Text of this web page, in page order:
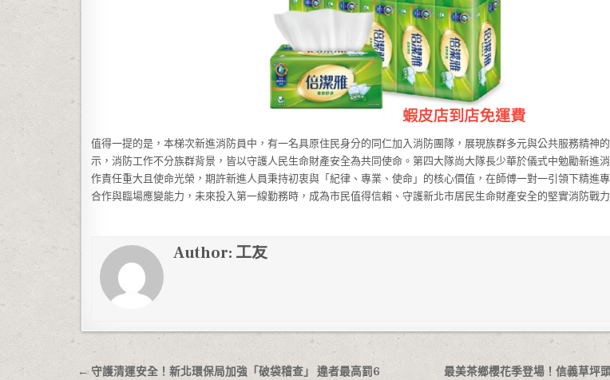
值得一提的是，本梯次新進消防員中，有一名具原住民身分的同仁加入消防團隊，展現族群多元與公共服務精神
示，消防工作不分族群背景，皆以守護人民生命財產安全為共同使命。第四大隊尚大隊長少華於儀式中勉勵新進
作責任重大且使命光榮，期許新進人員秉持初衷與「紀律、專業、使命」的核心價值，在師傅一對一引領下精進
合作與臨場應變能力，未來投入第一線勤務時，成為市民值得信賴、守護新北市居民生命財產安全的堅實消防戰力
Author: 工友
文章導覽 最美茶鄉櫻花季登場！信義草坪
← 守護清運安全！新北環保局加強「破袋稽查」 違者最高罰6